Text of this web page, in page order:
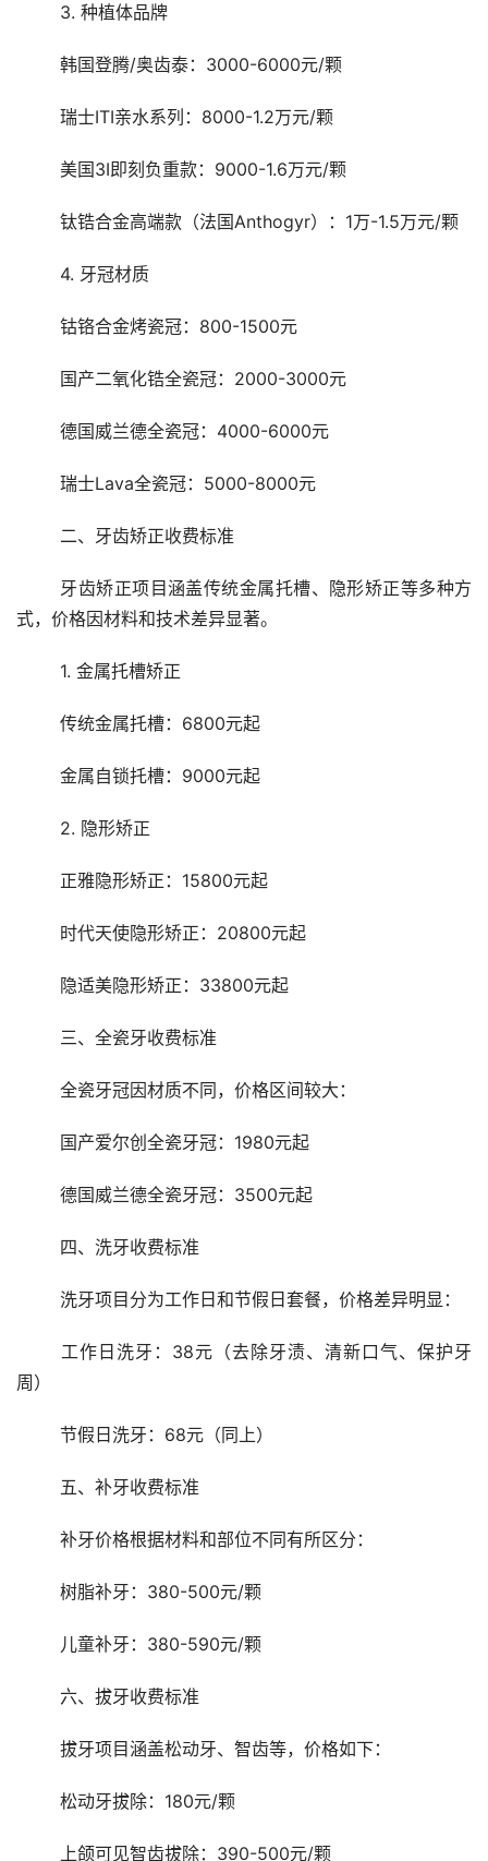
	3. 种植体品牌
	韩国登腾/奥齿泰：3000-6000元/颗
	瑞士ITI亲水系列：8000-1.2万元/颗
	美国3I即刻负重款：9000-1.6万元/颗
	钛锆合金高端款（法国Anthogyr）：1万-1.5万元/颗
	4. 牙冠材质
	钴铬合金烤瓷冠：800-1500元
	国产二氧化锆全瓷冠：2000-3000元
	德国威兰德全瓷冠：4000-6000元
	瑞士Lava全瓷冠：5000-8000元
	二、牙齿矫正收费标准
式，价格因材料和技术差异显著。
	1. 金属托槽矫正
	传统金属托槽：6800元起
	金属自锁托槽：9000元起
	2. 隐形矫正
	正雅隐形矫正：15800元起
	时代天使隐形矫正：20800元起
	隐适美隐形矫正：33800元起
	三、全瓷牙收费标准
	全瓷牙冠因材质不同，价格区间较大：
	国产爱尔创全瓷牙冠：1980元起
	德国威兰德全瓷牙冠：3500元起
	四、洗牙收费标准
	洗牙项目分为工作日和节假日套餐，价格差异明显：
周）
	节假日洗牙：68元（同上）
	五、补牙收费标准
	补牙价格根据材料和部位不同有所区分：
	树脂补牙：380-500元/颗
	儿童补牙：380-590元/颗
	六、拔牙收费标准
	拔牙项目涵盖松动牙、智齿等，价格如下：
	松动牙拔除：180元/颗
	上颌可见智齿拔除：390-500元/颗